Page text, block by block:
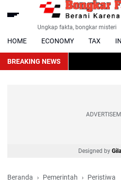
Ungkap fakta, bongkar misteri
HOME ECONOMY TAX
BREAKING NEWS
Designed by
Beranda Pemerintah Peristiwa